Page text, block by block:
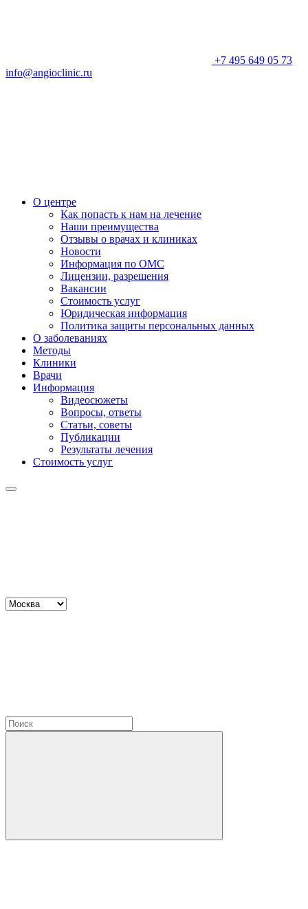
+7 495 649 05 73
info@angioclinic.ru
О центре
Как попасть к нам на лечение
Наши преимущества
Отзывы о врачах и клиниках
Новости
Информация по ОМС
Лицензии, разрешения
Вакансии
Стоимость услуг
Юридическая информация
Политика защиты персональных данных
О заболеваниях
Методы
Клиники
Врачи
Информация
Видеосюжеты
Вопросы, ответы
Статьи, советы
Публикации
Результаты лечения
Стоимость услуг